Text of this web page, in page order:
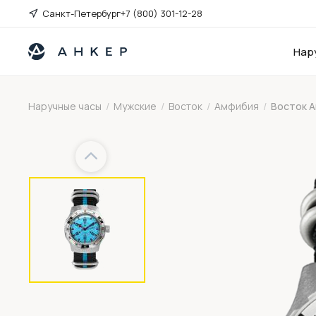
Санкт-Петербург+7 (800) 301-12-28
Наручные часы / Мужские / Восток / Амфибия / Восток
Previous